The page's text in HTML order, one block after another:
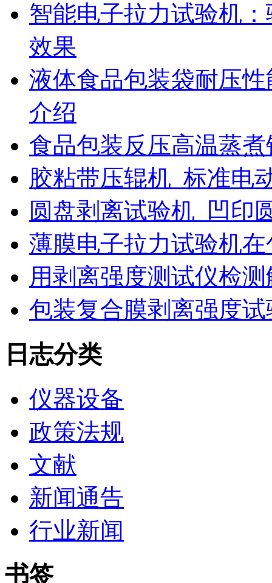
智能电子拉力试验机
效果
液体食品包装袋耐压
介绍
食品包装反压高温蒸
胶粘带压辊机_标准电
圆盘剥离试验机_凹印
薄膜电子拉力试验机
用剥离强度测试仪检
包装复合膜剥离强度
日志分类
仪器设备
政策法规
文献
新闻通告
行业新闻
书签